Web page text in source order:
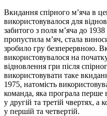
Вкидання спірного м’яча в
використовувалося для
забитого з поля м’яча до
пропустила м’яч, стала
зробило гру безперервною.
використовувалося на
відновлення гри після
використовувати таке
1975, натомість
команда, яка програла перше
у другій та третій чвертях, а
у першій та четвертій.